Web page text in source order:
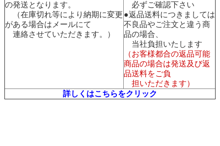
の発送となります。
（在庫切れ等により納期に変更
がある場合はメールにて
連絡させていただきます。）
必ずご確認下さい
●返品送料につきましては
不良品やご注文と違う商
品の場合、
当社負担いたします
（お客様都合の返品可能
商品の場合は発送及び返
品送料をご負
担いただきます）
詳しくはこちらをクリック